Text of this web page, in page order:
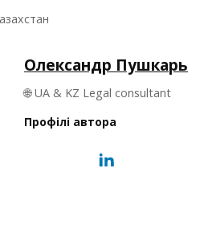
Олександр Пушкарь
🌐 UA & KZ Legal consultant
Профілі автора